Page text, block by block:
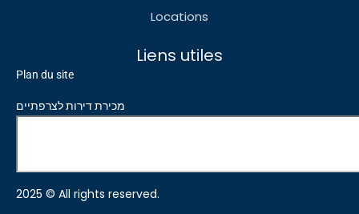
Locations
Liens utiles
Plan du site
מכירת דירות לצרפתיים
2025 © All rights reserved.